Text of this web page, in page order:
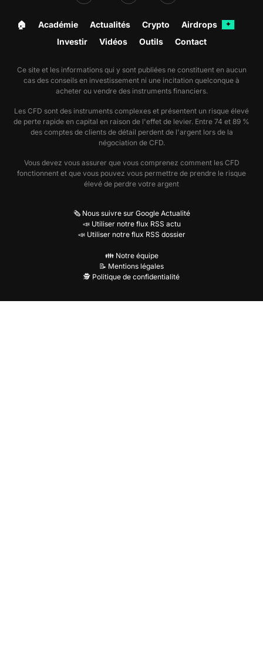
🏠︎ Académie Actualités Crypto Airdrops ✦
Investir Vidéos Outils Contact
Ce site et les informations qui y sont publiées ne constituent en aucun
cas des conseils en investissement ni une incitation quelconque à
acheter ou vendre des instruments financiers.
Les CFD sont des instruments complexes et présentent un risque élevé
de perte rapide en capital en raison de l'effet de levier. Entre 74 et 89 %
des comptes de clients de détail perdent de l'argent lors de la
négociation de CFD.
Vous devez vous assurer que vous comprenez comment les CFD
fonctionnent et que vous pouvez vous permettre de prendre le risque
élevé de perdre votre argent
🗞️ Nous suivre sur Google Actualité
📣 Utiliser notre flux RSS actu
📣 Utiliser notre flux RSS dossier
👪 Notre équipe
📝 Mentions légales
🕵️ Politique de confidentialité